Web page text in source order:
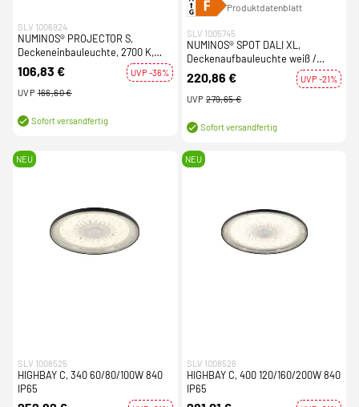
SLV 1006924
NUMINOS® PROJECTOR S,
Deckeneinbauleuchte, 2700 K,
40°, zylindrisch, schwarz /
schwarz
106,83 €
UVP -36%
UVP 166,60 €
Sofort versandfertig
Produktdatenblatt
SLV 1005745
NUMINOS® SPOT DALI XL,
Deckenaufbauleuchte weiß /
schwarz 36W 2700K 36°
220,86 €
UVP -21%
UVP 279,65 €
Sofort versandfertig
NEU
SLV 1008525
HIGHBAY C, 340 60/80/100W 840
IP65
NEU
SLV 1008526
HIGHBAY C, 400 120/160/200W 840
IP65